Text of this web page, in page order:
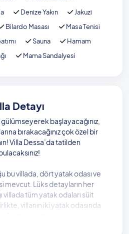
Denize Yakın
Jakuzi
Bilardo Masası
Masa Tenisi
Sauna
Hamam
Mama Sandalyesi
Detayı
başlayacağınız,
bırakacağınız çok özel bir
Villa Dessa’da tatilden
bu villada, dört yatak odası ve
mevcut. Lüks detayların her
villada tüm yatak odaları süit
villanın iki yatak odasında
jakuzi bulunuyor.